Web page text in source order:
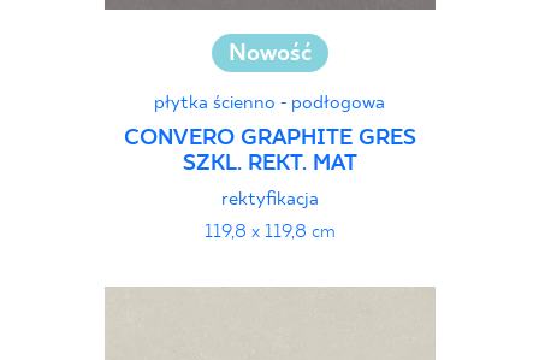
Nowość
płytka ścienno - podłogowa
CONVERO GRAPHITE GRES
SZKL. REKT. MAT
rektyfikacja
119,8 x 119,8 cm